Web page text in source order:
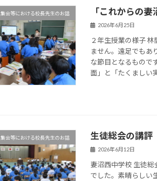
集会等における校長先生のお話 「これからの
2026年6月25日
２年生授業の様子
ません。遠足でもあ
な節目となるもので
面」と「たくましい
集会等における校長先生のお話 生徒総会の講評
2026年6月12日
妻沼西中学校 生
でした。素晴らしい